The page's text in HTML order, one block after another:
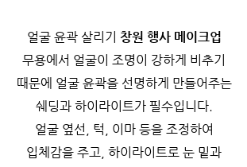
얼굴 윤곽 살리기 창원 행사 메이크업
무용에서 얼굴이 조명이 강하게 비추기
때문에 얼굴 윤곽을 선명하게 만들어주는
쉐딩과 하이라이트가 필수입니다.
얼굴 옆선, 턱, 이마 등을 조정하여
입체감을 주고, 하이라이트로 눈 밑과